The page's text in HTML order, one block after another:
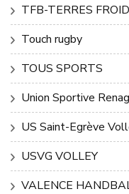
TFB-TERRES
Touch rugby
TOUS SPORTS
Union Sportive
US Saint-Egrève
USVG VOLLEY
VALENCE